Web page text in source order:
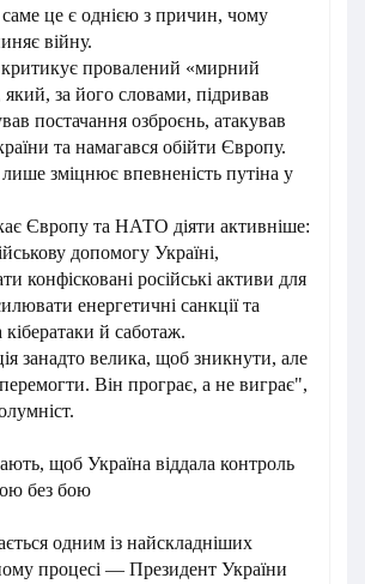
саме це є однією з причин, чому
війну.
провалений «мирний
за його словами, підривав
постачання озброєнь, атакував
та намагався обійти Європу.
зміцнює впевненість путіна у
Європу та НАТО діяти активніше:
допомогу Україні,
конфісковані російські активи для
енергетичні санкції та
кібератаки й саботаж.
занадто велика, щоб зникнути, але
Він програє, а не виграє",
щоб Україна віддала контроль
без бою
одним із найскладніших
процесі — Президент України